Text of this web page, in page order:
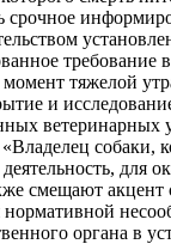
срочное
требование
тяжелой
и
ветеринарных
«Владелец собаки,
для
смещают
нормативной
органа в